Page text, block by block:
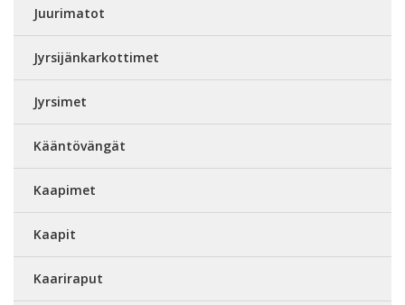
Juurimatot
Jyrsijänkarkottimet
Jyrsimet
Kääntövängät
Kaapimet
Kaapit
Kaariraput